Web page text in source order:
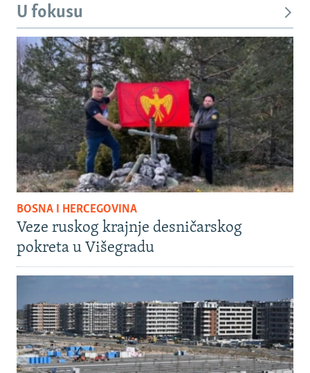
U fokusu
BOSNA I HERCEGOVINA
Veze ruskog krajnje desničarskog
pokreta u Višegradu